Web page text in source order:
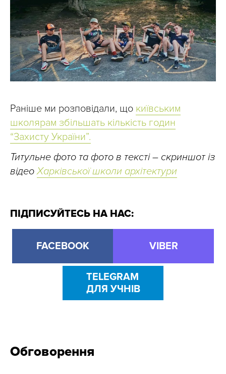
Раніше ми розповідали, що київським
школярам збільшать кількість годин
“Захисту України”.
Титульне фото та фото в тексті – скриншот із
відеоХарківської школи архітектури
ПІДПИСУЙТЕСЬ НА НАС:
FACEBOOK VIBER
TELEGRAM
ДЛЯ УЧНІВ
Обговорення